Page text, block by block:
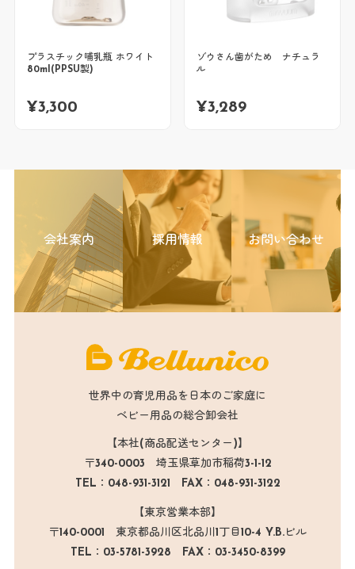
プラスチック哺乳瓶 ホワイト
80ml(PPSU製)
¥3,300
ゾウさん歯がため ナチュラ
ル
¥3,289
会社案内 採用情報 お問い合わせ
世界中の育児用品を日本のご家庭に
ベビー用品の総合卸会社
【本社(商品配送センター)】
〒340-0003 埼玉県草加市稲荷3-1-12
TEL：048-931-3121 FAX：048-931-3122
【東京営業本部】
〒140-0001 東京都品川区北品川1丁目10-4 Y.B.ビル
TEL：03-5781-3928 FAX：03-3450-8399